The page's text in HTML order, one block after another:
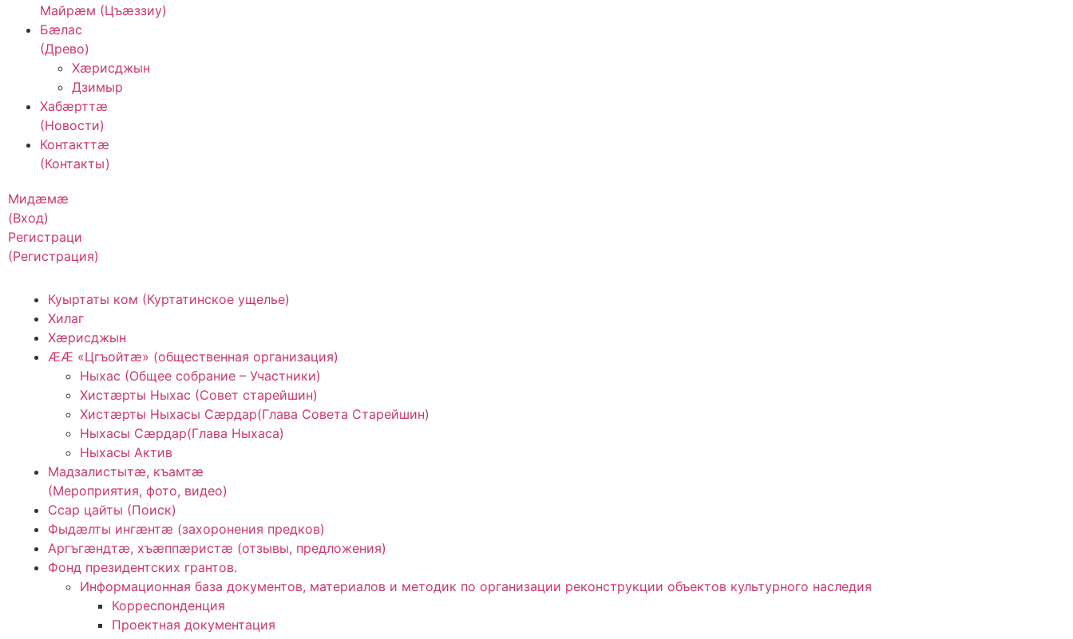
Майрӕм (Цъӕззиу)
Бӕлас
(Древо)
Хӕрисджын
Дзимыр
Хабӕрттӕ
(Новости)
Контакттӕ
(Контакты)
Мидæмæ
(Вход)
Регистраци
(Регистрация)
Куыртаты ком (Куртатинское ущелье)
Хилаг
Хӕрисджын
ӔӔ «Цгъойтӕ» (общественная организация)
Ныхас (Общее собрание – Участники)
Хистӕрты Ныхас (Совет старейшин)
Хистӕрты Ныхасы Сӕрдар(Глава Совета Старейшин)
Ныхасы Сӕрдар(Глава Ныхаса)
Ныхасы Актив
Мадзалистытӕ, къамтӕ
(Мероприятия, фото, видео)
Ссар цайты (Поиск)
Фыдӕлты ингӕнтӕ (захоронения предков)
Аргъгæндтæ, хъæппæристæ (отзывы, предложения)
Фонд президентских грантов.
Информационная база документов, материалов и методик по организации реконструкции объектов культурного наследия
Корреспонденция
Проектная документация